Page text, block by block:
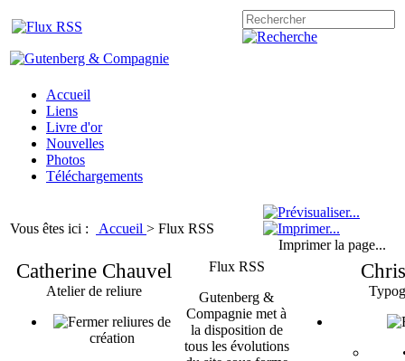
Accueil
Liens
Livre d'or
Nouvelles
Photos
Téléchargements
Vous êtes ici : Accueil > Flux RSS
Imprimer la page...
Catherine Chauvel
Atelier de reliure
reliures de
création
Flux RSS
Gutenberg &
Compagnie met à
la disposition de
tous les évolutions